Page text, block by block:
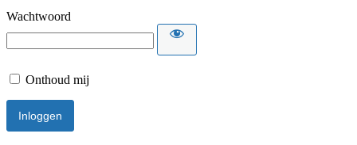
Wachtwoord
Onthoud mij